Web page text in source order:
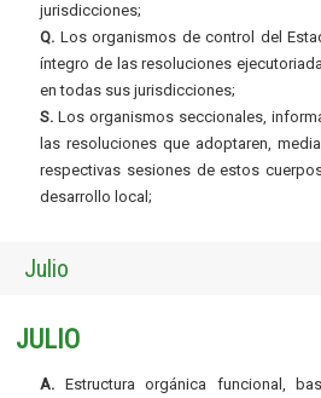
jurisdicciones;
Q. Los organismos de control del
íntegro de las resoluciones
en todas sus jurisdicciones;
S. Los organismos seccionales,
las resoluciones que adoptaren,
respectivas sesiones de estos
desarrollo local;
Julio
JULIO
A. Estructura orgánica funcional,